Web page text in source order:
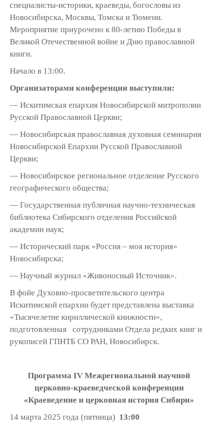
специалисты-историки, краеведы, богословы из
Новосибирска, Москвы, Томска и Тюмени.
Мероприятие приурочено к 80-летию Победы в
Великой Отечественной войне и Дню православной
книги.
Начало в 13:00.
Организаторами конференции выступили:
— Искитимская епархия Новосибирской митрополии
Русской Православной Церкви;
— Новосибирская православная духовная семинария
Новосибирской Епархии Русской Православной
Церкви;
— Новосибирское региональное отделение Русского
географического общества;
— Государственная публичная научно-техническая
библиотека Сибирского отделения Российской
академии наук;
— Исторический парк «Россия – моя история»
Новосибирска;
— Научный журнал «Живоносный Источник».
В фойе Духовно-просветительского центра
Искитимской епархии будет представлена выставка
«Тысячелетие кириллической книжности»,
подготовленная сотрудниками Отдела редких книг и
рукописей ГПНТБ СО РАН, Новосибирск.
Программа IV Межрегиональной научной
церковно-краеведческой конференции
«Краеведение и церковная история Сибири»
14 марта 2025 года (пятница) 13:00